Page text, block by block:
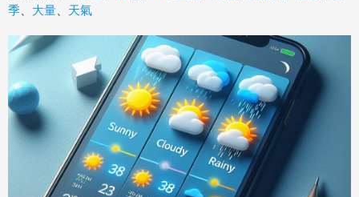
季
大量 天氣